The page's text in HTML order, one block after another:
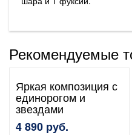
Рекомендуемые
Яркая композиция с
единорогом и
звездами
4 890 руб.